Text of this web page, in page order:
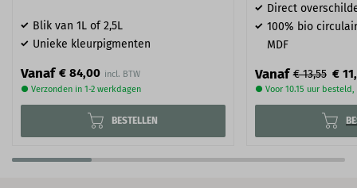
Blik van 1L of 2,5L
Unieke kleurpigmenten
Vanaf € 84,00
● Verzonden in 1-2 werkdagen
BESTELLEN
Direct
100% bio
MDF
Vanaf € 13,55 €
● Voor 10.15 uur